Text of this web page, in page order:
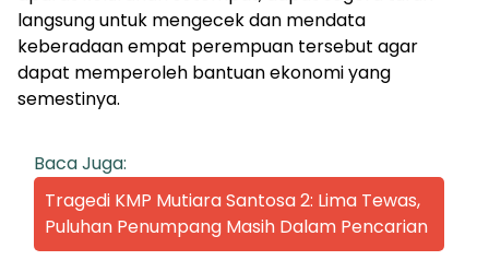
langsung untuk mengecek dan mendata
keberadaan empat perempuan tersebut agar
dapat memperoleh bantuan ekonomi yang
semestinya.
Baca Juga:
Tragedi KMP Mutiara Santosa 2: Lima Tewas,
Puluhan Penumpang Masih Dalam Pencarian